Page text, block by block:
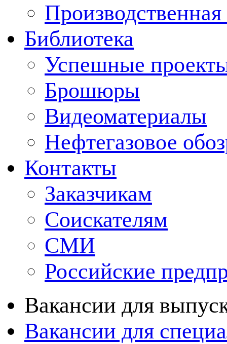
Производственная
Библиотека
Успешные
Брошюры
Видеоматериалы
Нефтегазовое
Контакты
Заказчикам
Соискателям
СМИ
Российские
Вакансии для
Вакансии для